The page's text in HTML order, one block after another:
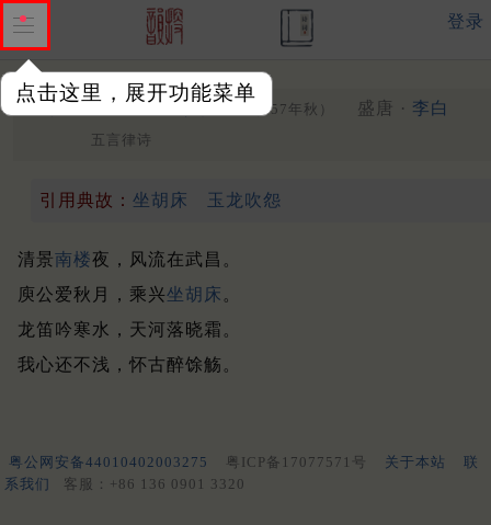
点击这里，展开功能菜单
登录
陪宋中丞武昌夜饮怀古 （757年秋） 盛唐 · 李白
五言律诗
引用典故： 坐胡床 玉龙吹怨
清景南楼夜，风流在武昌。
庾公爱秋月，乘兴坐胡床 。
龙笛吟寒水，天河落晓霜。
我心还不浅，怀古醉馀觞。
粤公网安备44010402003275 粤ICP备17077571号 关于本站
联
系我们
客服：+86 136 0901 3320